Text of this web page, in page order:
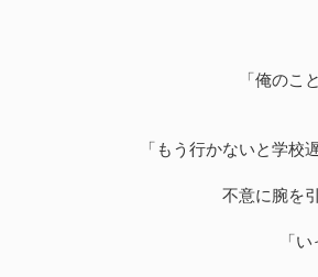
「俺のこ
「もう行かないと学校
不意に腕を
「